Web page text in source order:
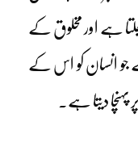
ہے اور مخلوق کے
جو انسان کو اس کے
دیتا ہے۔